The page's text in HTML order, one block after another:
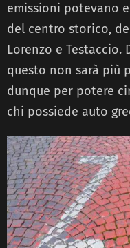
emissioni potevano
del centro storico,
Lorenzo e Testaccio.
questo non sarà più
dunque per potere
chi possiede auto